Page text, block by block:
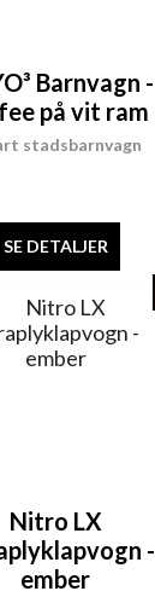
stadsbarnvagn
Barnvagn -
på vit ram
SE DETALJER
Nitro LX
-
ember